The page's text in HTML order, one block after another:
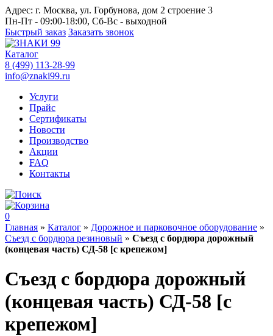
Адрес: г. Москва, ул. Горбунова, дом 2 строение 3
Пн-Пт - 09:00-18:00, Сб-Вс - выходной
Быстрый заказ Заказать звонок
Каталог
8 (499) 113-28-99
info@znaki99.ru
Услуги
Прайс
Сертификаты
Новости
Производство
Акции
FAQ
Контакты
0
Главная » Каталог » Дорожное и парковочное оборудование »
Съезд с бордюра резиновый » Съезд с бордюра дорожный
(концевая часть) СД-58 [с крепежом]
Съезд с бордюра дорожный
(концевая часть) СД-58 [с
крепежом]